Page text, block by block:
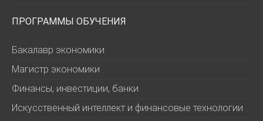
ПРОГРАММЫ ОБУЧЕНИЯ
Бакалавр экономики
Магистр экономики
Финансы, инвестиции, банки
Искусственный интеллект и финансовые технологии